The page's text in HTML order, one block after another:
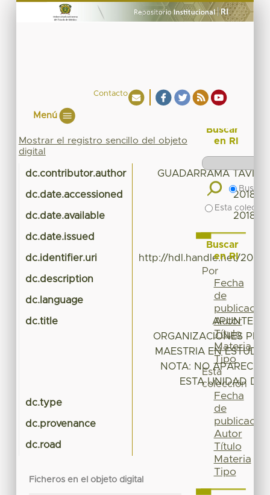
Contacto
Menú
Mostrar el registro sencillo del objeto
digital
dc.contributor.author GUADARRAMA TAVIRA
dc.date.accessioned 2018-
dc.date.available 2018-
dc.date.issued
dc.identifier.uri http://hdl.handle.net/
dc.description
dc.language
dc.title
APUNTES
ORGANIZACIONES
MAESTRIA EN
NOTA: NO APARECE
ESTA UNIDAD DE
dc.type
dc.provenance
dc.road
Ficheros en el objeto digital
Buscar
en RI
Buscar
Esta
Buscar
en RI
Por
Fecha
de
publicación
Autor
Título
Materia
Tipo
Esta
colección
Fecha
de
publicación
Autor
Título
Materia
Tipo